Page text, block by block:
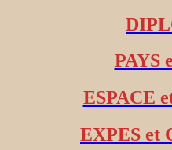
PAYS
ESPACE
EXPES et